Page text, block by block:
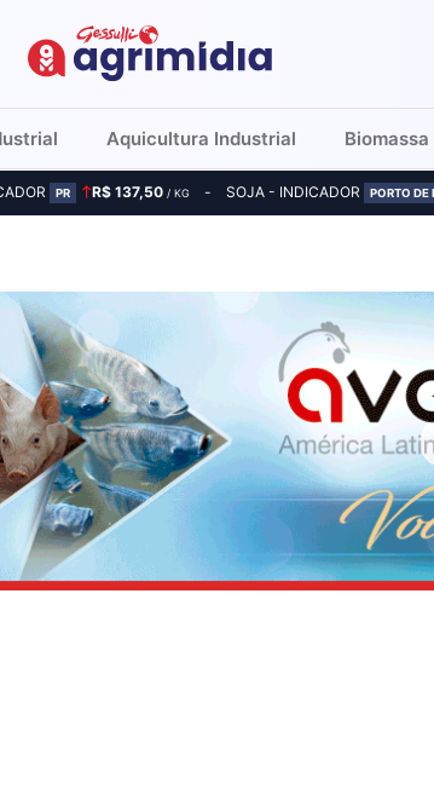
Aquicultura Industrial Biomassa
PR R$ 137,50/ KG SOJA - INDICADOR PORTO DE